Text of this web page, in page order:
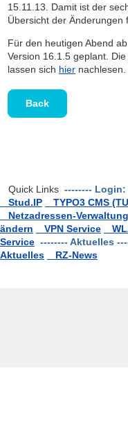
15.11.13. Damit ist der
Übersicht der Änderungen
Für den heutigen Abend
Version 16.1.5 geplant.
lassen sich hier nachlesen.
Back
Quick Links -------- Login:
Stud.IP
TYPO3 CMS
Netzadressen-Verwaltung
ändern
VPN Service
Service -------- Aktuelles
Aktuelles
RZ-News